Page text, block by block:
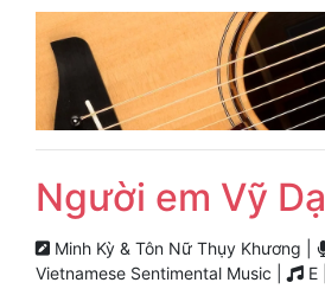
Người em Vỹ Dạ
Minh Kỳ & Tôn Nữ Thụy Khương |
Vietnamese Sentimental Music |
E |